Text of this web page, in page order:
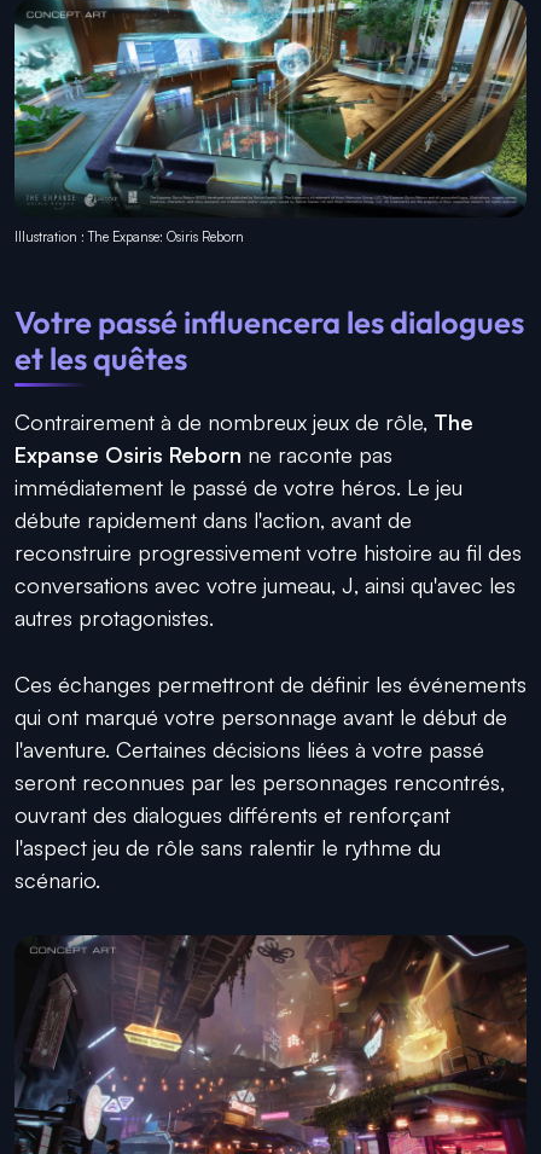
Illustration : The Expanse: Osiris Reborn
Votre passé influencera les dialogues
et les quêtes
Contrairement à de nombreux jeux de rôle, The
Expanse Osiris Reborn ne raconte pas
immédiatement le passé de votre héros. Le jeu
débute rapidement dans l'action, avant de
reconstruire progressivement votre histoire au fil des
conversations avec votre jumeau, J, ainsi qu'avec les
autres protagonistes.
Ces échanges permettront de définir les événements
qui ont marqué votre personnage avant le début de
l'aventure. Certaines décisions liées à votre passé
seront reconnues par les personnages rencontrés,
ouvrant des dialogues différents et renforçant
l'aspect jeu de rôle sans ralentir le rythme du
scénario.